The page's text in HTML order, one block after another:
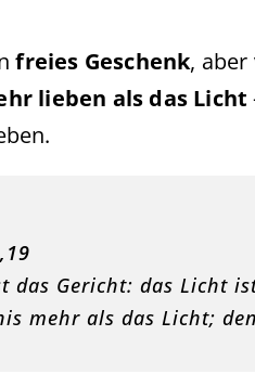
freies Geschenk, aber
lieben als das Licht
das Gericht: das Licht
mehr als das Licht;